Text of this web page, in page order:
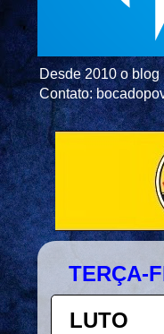
Desde 2010 o
Contato:
TERÇA-
LUTO